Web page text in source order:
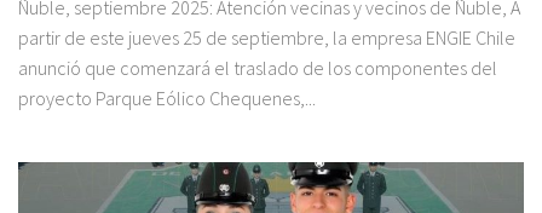
Ñuble, septiembre 2025: Atención vecinas y vecinos de Ñuble, A
partir de este jueves 25 de septiembre, la empresa ENGIE Chile
anunció que comenzará el traslado de los componentes del
proyecto Parque Eólico Chequenes,...